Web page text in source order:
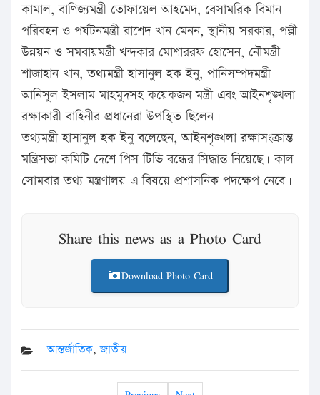
কামাল, বাণিজ্যমন্ত্রী তোফায়েল আহমেদ, বেসামরিক বিমান
পরিবহন ও পর্যটনমন্ত্রী রাশেদ খান মেনন, স্থানীয় সরকার, পল্লী
উন্নয়ন ও সমবায়মন্ত্রী খন্দকার মোশাররফ হোসেন, নৌমন্ত্রী
শাজাহান খান, তথ্যমন্ত্রী হাসানুল হক ইনু, পানিসম্পদমন্ত্রী
আনিসুল ইসলাম মাহমুদসহ কয়েকজন মন্ত্রী এবং আইনশৃঙ্খলা
রক্ষাকারী বাহিনীর প্রধানেরা উপস্থিত ছিলেন।
তথ্যমন্ত্রী হাসানুল হক ইনু বলেছেন, আইনশৃঙ্খলা রক্ষাসংক্রান্ত
মন্ত্রিসভা কমিটি দেশে পিস টিভি বন্ধের সিদ্ধান্ত নিয়েছে। কাল
সোমবার তথ্য মন্ত্রণালয় এ বিষয়ে প্রশাসনিক পদক্ষেপ নেবে।
Share this news as a Photo Card
Download Photo Card
আন্তর্জাতিক,জাতীয়